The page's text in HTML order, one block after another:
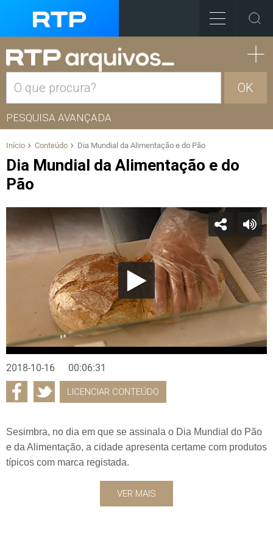
OK
PESQUISA AVANÇADA
Início Conteúdo Dia Mundial da Alimentação e do Pão
Dia Mundial da Alimentação e do
Pão
2018-10-16 00:06:31
LICENCIAR CONTEÚDO
Sesimbra, no dia em que se assinala o Dia Mundial do Pão
e da Alimentação, a cidade apresenta certame com produtos
típicos com marca registada.
VER MAIS